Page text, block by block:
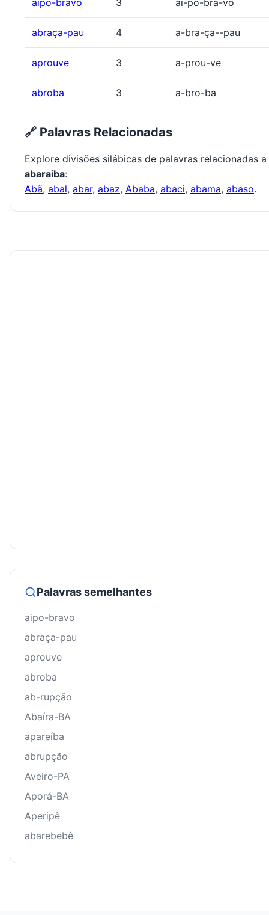
aipo-bravo 3 ai-po-bra-vo
abraça-pau 4 a-bra-ça--pau
aprouve 3 a-prou-ve
abroba 3 a-bro-ba
🔗 Palavras Relacionadas
Explore divisões silábicas de palavras relacionadas a
abaraíba:
Abã, abal, abar, abaz, Ababa, abaci, abama, abaso.
Palavras semelhantes
aipo-bravo
abraça-pau
aprouve
abroba
ab-rupção
Abaíra-BA
apareíba
abrupção
Aveiro-PA
Aporá-BA
Aperipê
abarebebê